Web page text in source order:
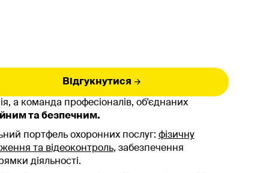
Відгукнутися
а команда професіоналів, об'єднаних
та безпечним.
портфель охоронних послуг: фізичну
та відеоконтроль, забезпечення
діяльності.